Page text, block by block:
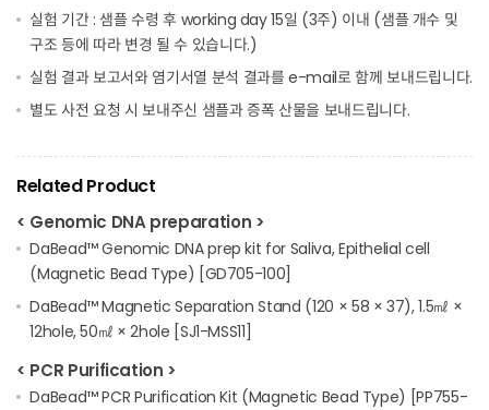
실험 기간 : 샘플 수령 후 working day 15일 (3주) 이내 (샘플 개수 및
구조 등에 따라 변경 될 수 있습니다.)
실험 결과 보고서와 염기서열 분석 결과를 e-mail로 함께 보내드립니다.
별도 사전 요청 시 보내주신 샘플과 증폭 산물을 보내드립니다.
Related Product
< Genomic DNA preparation >
DaBead™ Genomic DNA prep kit for Saliva, Epithelial cell
(Magnetic Bead Type) [GD705-100]
DaBead™ Magnetic Separation Stand (120 × 58 × 37), 1.5㎖ ×
12hole, 50㎖ × 2hole [SJ1-MSS11]
< PCR Purification >
DaBead™ PCR Purification Kit (Magnetic Bead Type) [PP755-